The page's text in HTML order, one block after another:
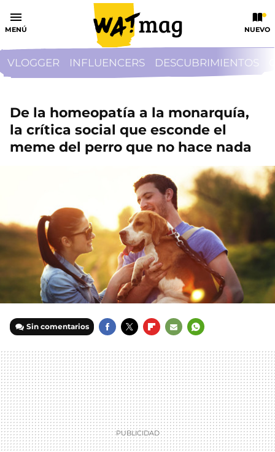
MENÚ NUEVO
VLOGGER INFLUENCERS DESCUBRIMIENTOS
De la homeopatía a la monarquía,
la crítica social que esconde el
meme del perro que no hace nada
Sin comentarios
MAIL